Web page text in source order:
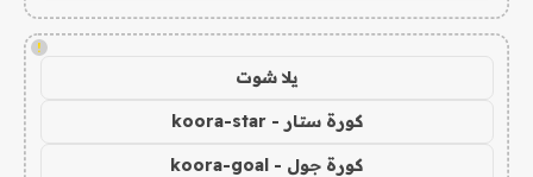
!
يلا شوت
كورة ستار - koora-star
كورة جول - koora-goal